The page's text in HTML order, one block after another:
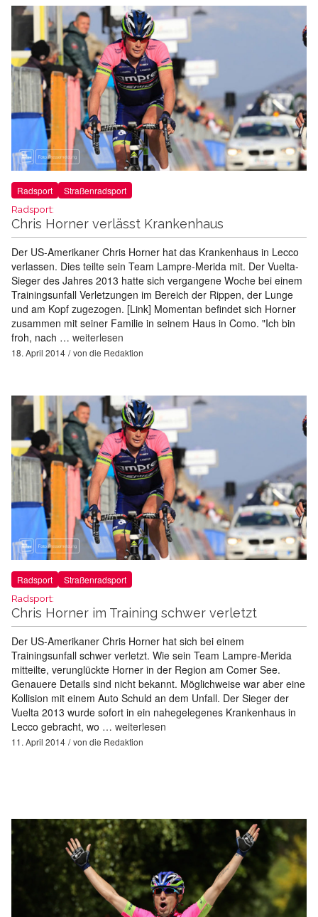
Radsport Straßenradsport
Radsport:
Chris Horner verlässt Krankenhaus
Der US-Amerikaner Chris Horner hat das Krankenhaus in Lecco
verlassen. Dies teilte sein Team Lampre-Merida mit. Der Vuelta-
Sieger des Jahres 2013 hatte sich vergangene Woche bei einem
Trainingsunfall Verletzungen im Bereich der Rippen, der Lunge
und am Kopf zugezogen. [Link] Momentan befindet sich Horner
zusammen mit seiner Familie in seinem Haus in Como. "Ich bin
froh, nach … weiterlesen
18. April 2014 von die Redaktion
Radsport Straßenradsport
Radsport:
Chris Horner im Training schwer verletzt
Der US-Amerikaner Chris Horner hat sich bei einem
Trainingsunfall schwer verletzt. Wie sein Team Lampre-Merida
mitteilte, verunglückte Horner in der Region am Comer See.
Genauere Details sind nicht bekannt. Möglichweise war aber eine
Kollision mit einem Auto Schuld an dem Unfall. Der Sieger der
Vuelta 2013 wurde sofort in ein nahegelegenes Krankenhaus in
Lecco gebracht, wo … weiterlesen
11. April 2014 von die Redaktion